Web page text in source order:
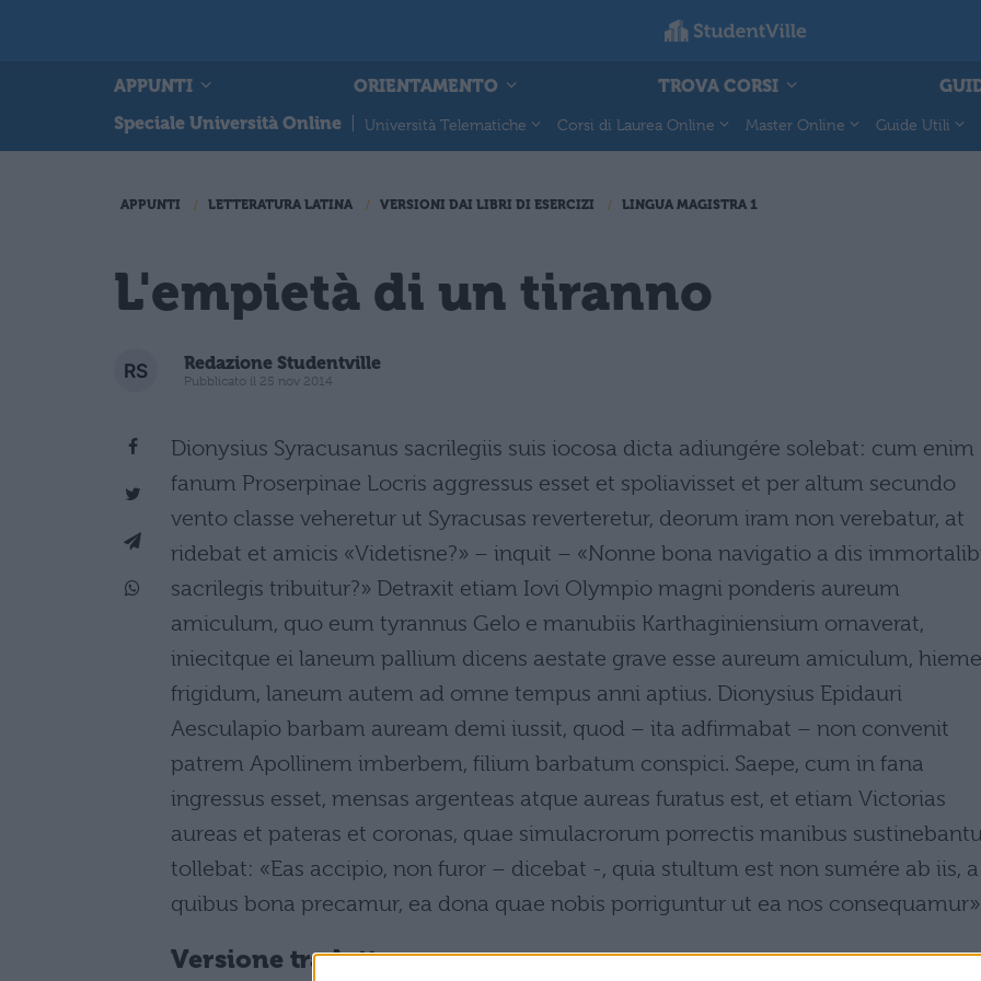
APPUNTI ORIENTAMENTO TROVA CORSI
Speciale Università Online
Università Telematiche Corsi di Laurea Online Master Online Guide Utili
APPUNTI LETTERATURA LATINA VERSIONI DAI LIBRI DI ESERCIZI LINGUA MAGISTRA 1
L'empietà di un tiranno
Redazione Studentville
Pubblicato il 25 nov 2014
Dionysius Syracusanus sacrilegiis suis iocosa dicta adiungére solebat: cum enim
fanum Proserpinae Locris aggressus esset et spoliavisset et per altum secundo
vento classe veheretur ut Syracusas reverteretur, deorum iram non verebatur, at
ridebat et amicis «Videtisne?» – inquit – «Nonne bona navigatio a dis
sacrilegis tribuitur?» Detraxit etiam Iovi Olympio magni ponderis aureum
amiculum, quo eum tyrannus Gelo e manubiis Karthaginiensium ornaverat,
iniecitque ei laneum pallium dicens aestate grave esse aureum amiculum, hieme
frigidum, laneum autem ad omne tempus anni aptius. Dionysius Epidauri
Aesculapio barbam auream demi iussit, quod – ita adfirmabat – non convenit
patrem Apollinem imberbem, filium barbatum conspici. Saepe, cum in fana
ingressus esset, mensas argenteas atque aureas furatus est, et etiam Victorias
aureas et pateras et coronas, quae simulacrorum porrectis manibus
tollebat: «Eas accipio, non furor – dicebat -, quia stultum est non sumére ab iis, a
quibus bona precamur, ea dona quae nobis porriguntur ut ea nos
Versione tradotta